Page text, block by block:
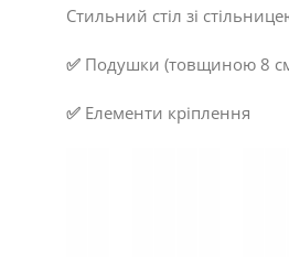
Стильний стіл зі
✅ Подушки (товщиною 8
✅ Елементи кріплення